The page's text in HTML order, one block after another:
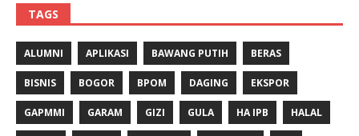
TAGS
ALUMNI APLIKASI BAWANG PUTIH BERAS
BISNIS BOGOR BPOM DAGING EKSPOR
GAPMMI GARAM GIZI GULA HA IPB HALAL